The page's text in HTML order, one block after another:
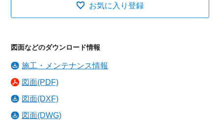
お気に入り登録
図面などのダウンロード情報
施工・メンテナンス情報
図面(PDF)
図面(DXF)
図面(DWG)